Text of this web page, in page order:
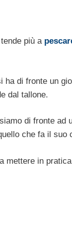
più a
di fronte un
dal tallone.
di fronte ad
che fa il suo
in